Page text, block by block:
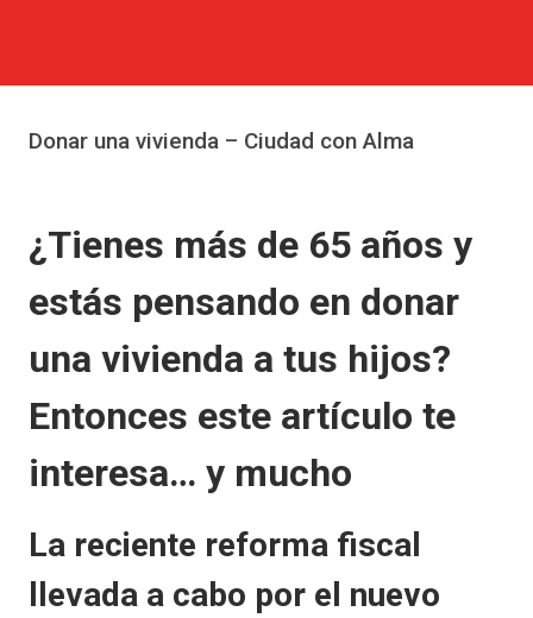
Donar una vivienda – Ciudad con Alma
¿Tienes más de 65 años y
estás pensando en donar
una vivienda a tus hijos?
Entonces este artículo te
interesa… y mucho
La reciente reforma fiscal
llevada a cabo por el nuevo